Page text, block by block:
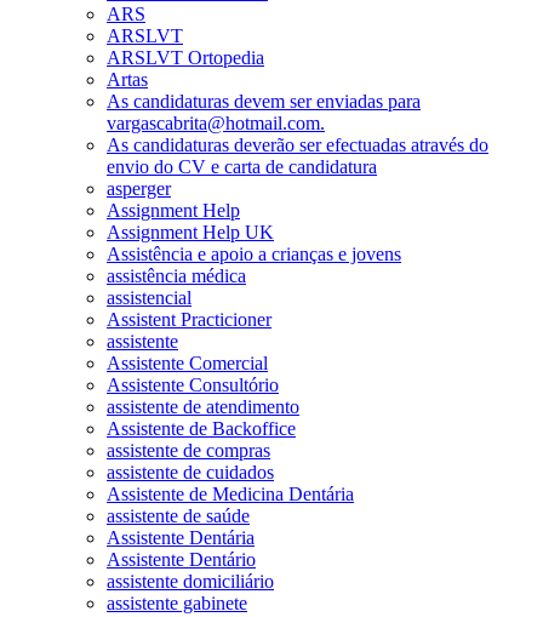
ARS
ARSLVT
ARSLVT Ortopedia
Artas
As candidaturas devem ser enviadas para
vargascabrita@hotmail.com.
As candidaturas deverão ser efectuadas através do
envio do CV e carta de candidatura
asperger
Assignment Help
Assignment Help UK
Assistência e apoio a crianças e jovens
assistência médica
assistencial
Assistent Practicioner
assistente
Assistente Comercial
Assistente Consultório
assistente de atendimento
Assistente de Backoffice
assistente de compras
assistente de cuidados
Assistente de Medicina Dentária
assistente de saúde
Assistente Dentária
Assistente Dentário
assistente domiciliário
assistente gabinete